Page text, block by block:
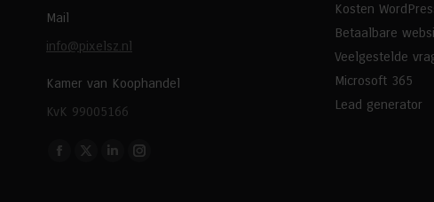
Mail
info@pixelsz.nl
Kamer van Koophandel
KvK 99005166
Vind ons op:
Facebook
X
LinkedinInstagram
Kosten
Betaalbare
Veelgestelde
Microsoft 365
Lead generator